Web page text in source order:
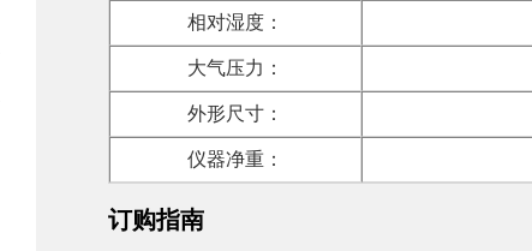
相对湿度：
大气压力：
外形尺寸：
仪器净重：
订购指南